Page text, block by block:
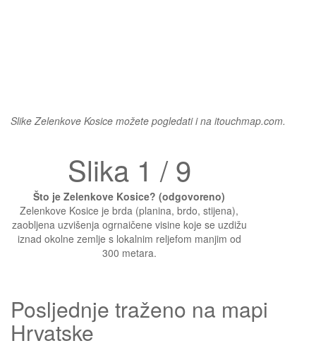
Slike Zelenkove Kosice možete pogledati i na itouchmap.com.
Slika 1 / 9
Što je Zelenkove Kosice? (odgovoreno)
Zelenkove Kosice je brda (planina, brdo, stijena),
zaobljena uzvišenja ogrnaičene visine koje se uzdižu
iznad okolne zemlje s lokalnim reljefom manjim od
300 metara.
Posljednje traženo na mapi
Hrvatske